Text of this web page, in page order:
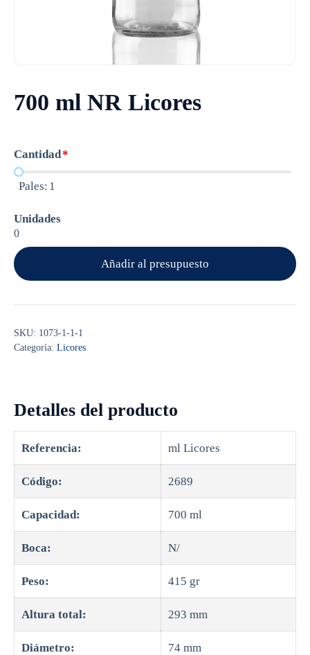
700 ml NR Licores
Cantidad*
Pales: 1
Unidades
0
Añadir al presupuesto
SKU: 1073-1-1-1
Categoría: Licores
Detalles del producto
Referencia: ml Licores
Código: 2689
Capacidad: 700 ml
Boca: N/
Peso: 415 gr
Altura total: 293 mm
Diámetro: 74 mm